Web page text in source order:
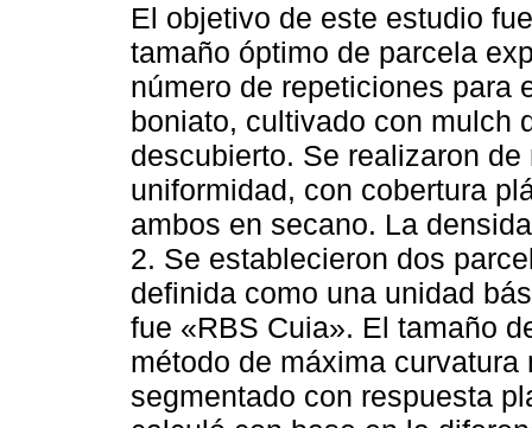
El objetivo de este estudio
tamaño óptimo de parcela
número de repeticiones para
boniato, cultivado con mulch
descubierto. Se realizaron
uniformidad, con cobertura
ambos en secano. La
2. Se establecieron dos
definida como una unidad
fue «RBS Cuia». El tamaño
método de máxima
segmentado con respuesta